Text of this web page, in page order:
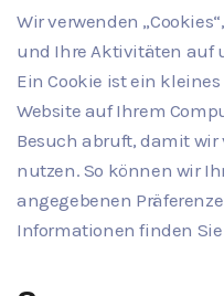
Wir verwenden
und Ihre Aktivitäten auf
Ein Cookie ist ein
Website auf Ihrem
Besuch abruft, damit wir
nutzen. So können wir
angegebenen
Informationen finden